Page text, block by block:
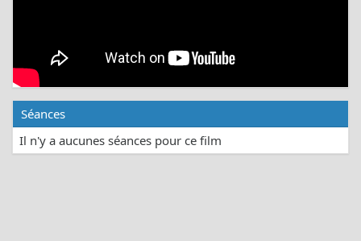
Séances
Il n'y a aucunes séances pour ce film